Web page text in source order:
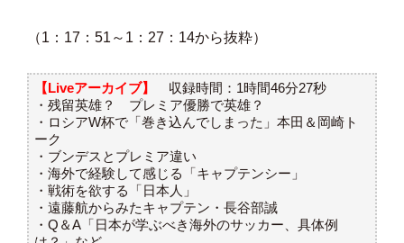
（1：17：51～1：27：14から抜粋）
【Liveアーカイブ】
収録時間：1時間46分27秒
・残留英雄？ プレミア優勝で英雄？
・ロシアW杯で「巻き込んでしまった」本田＆岡崎ト
ーク
・ブンデスとプレミア違い
・海外で経験して感じる「キャプテンシー」
・戦術を欲する「日本人」
・遠藤航からみたキャプテン・長谷部誠
・Q＆A「日本が学ぶべき海外のサッカー、具体例